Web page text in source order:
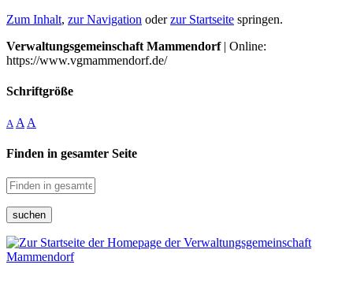
Zum Inhalt, zur Navigation oderzur Startseite springen.
Verwaltungsgemeinschaft Mammendorf| Online:
https://www.vgmammendorf.de/
Schriftgröße
A A A
Finden in gesamter Seite
suchen